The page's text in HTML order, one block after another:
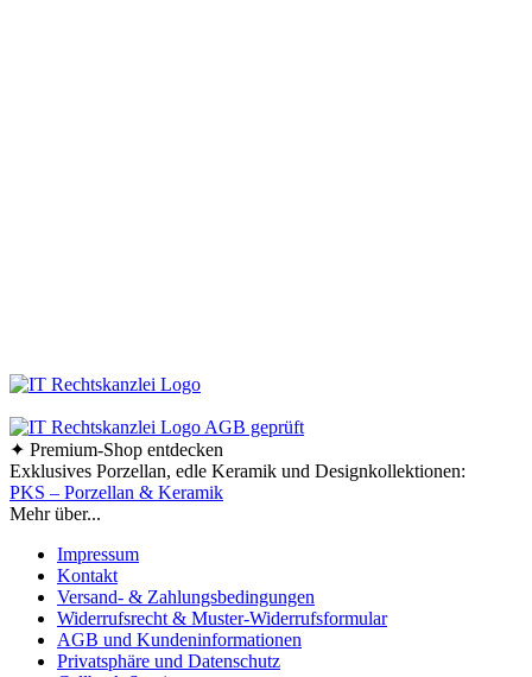
✦ Premium-Shop entdecken
Exklusives Porzellan, edle Keramik und Designkollektionen:
PKS – Porzellan & Keramik
Mehr über...
Impressum
Kontakt
Versand- & Zahlungsbedingungen
Widerrufsrecht & Muster-Widerrufsformular
AGB und Kundeninformationen
Privatsphäre und Datenschutz